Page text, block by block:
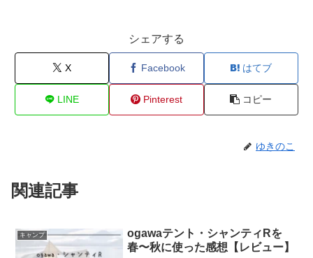
シェアする
X Facebook はてブ
LINE Pinterest コピー
ゆきのこ
関連記事
キャンプ
ogawaテント・シャンティRを
春〜秋に使った感想【レビュー】